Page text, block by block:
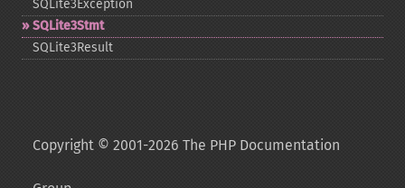
SQLite3Exception
SQLite3Stmt
SQLite3Result
Copyright © 2001-2026 The PHP Documentation